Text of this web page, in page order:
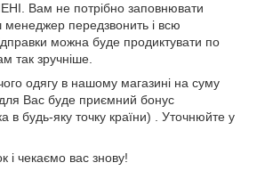
Вам не потрібно заповнювати
передзвонить і всю
можна буде продиктувати по
так зручніше.
одягу в нашому магазині на суму
Вас буде приємний бонус
в будь-яку точку країни) . Уточнюйте у
і чекаємо вас знову!